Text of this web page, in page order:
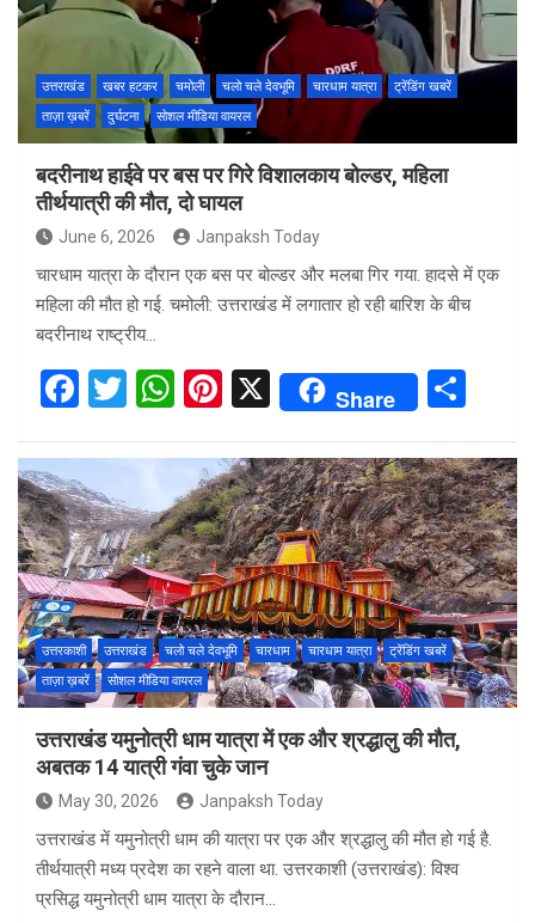
उत्तराखंड खबर हटकर चमोली चलो चले देवभूमि चारधाम यात्रा
ट्रेंडिंग खबरें
ताज़ा ख़बरें
दुर्घटना सोशल मीडिया वायरल
बदरीनाथ हाईवे पर बस पर गिरे विशालकाय बोल्डर, महिला
तीर्थयात्री की मौत, दो घायल
June 6, 2026 Janpaksh Today
चारधाम यात्रा के दौरान एक बस पर बोल्डर और मलबा गिर गया. हादसे में एक
महिला की मौत हो गई. चमोली: उत्तराखंड में लगातार हो रही बारिश के बीच
बदरीनाथ राष्ट्रीय…
F
ce
b
o
o
k
T
tt
er
W
at
s
A
p
p
Pi
er
es
t
X Share
ar
e
उत्तरकाशी उत्तराखंड चलो चले देवभूमि चारधाम चारधाम यात्रा
ट्रेंडिंग खबरें
ताज़ा ख़बरें
सोशल मीडिया वायरल
उत्तराखंड यमुनोत्री धाम यात्रा में एक और श्रद्धालु की मौत,
अबतक 14 यात्री गंवा चुके जान
May 30, 2026 Janpaksh Today
उत्तराखंड में यमुनोत्री धाम की यात्रा पर एक और श्रद्धालु की मौत हो गई है.
तीर्थयात्री मध्य प्रदेश का रहने वाला था. उत्तरकाशी (उत्तराखंड): विश्व
प्रसिद्ध यमुनोत्री धाम यात्रा के दौरान…